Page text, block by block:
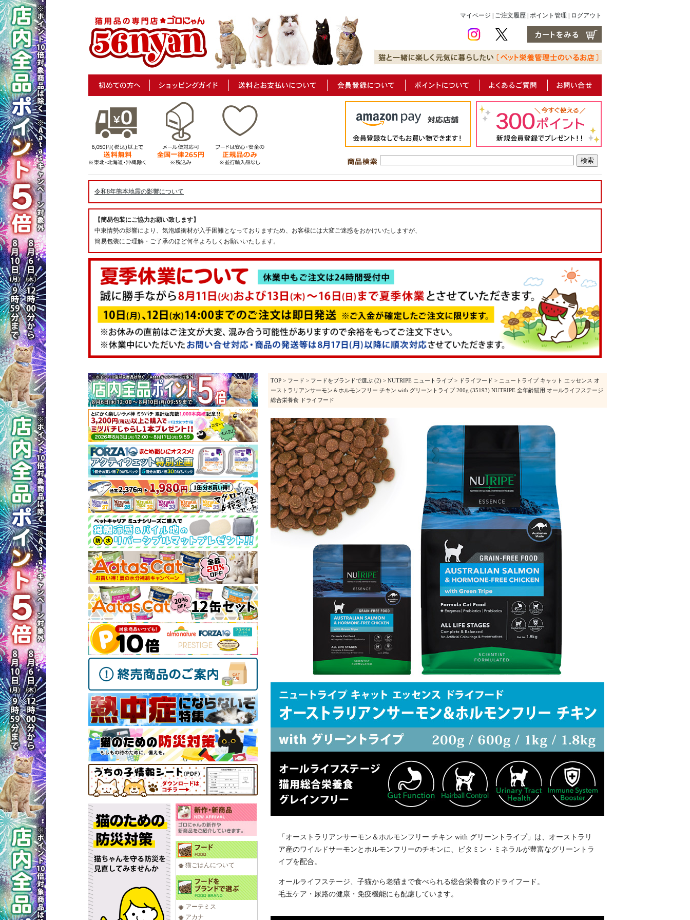
マイページ ご注文履歴 ポイント管理 ログアウト
令和8年熊本地震の影響について
【簡易包装にご協力お願い致します】
中東情勢の影響により、気泡緩衝材が入手困難となっておりますため、お客様には大変ご迷惑をおかけいたしますが、
簡易包装にご理解・ご了承のほど何卒よろしくお願いいたします。
猫ごはんについて
アーテミス
アカナ
TOP > フード > フードをブランドで選ぶ (2) > NUTRIPE ニュートライプ > ドライフード > ニュートライプ キャット エッセンス オ
ーストラリアンサーモン＆ホルモンフリー チキン with グリーントライプ 200g (35193) NUTRIPE 全年齢猫用 オールライフステージ
総合栄養食 ドライフード
「オーストラリアンサーモン＆ホルモンフリー チキン with グリーントライプ」は、オーストラリ
ア産のワイルドサーモンとホルモンフリーのチキンに、ビタミン・ミネラルが豊富なグリーントラ
イプを配合。
オールライフステージ、子猫から老猫まで食べられる総合栄養食のドライフード。
毛玉ケア・尿路の健康・免疫機能にも配慮しています。